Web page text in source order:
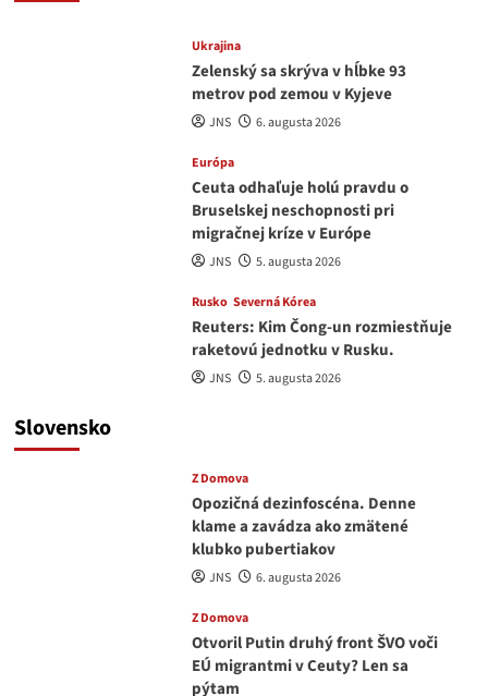
Ukrajina
Zelenský sa skrýva v hĺbke 93
metrov pod zemou v Kyjeve
JNS 6. augusta 2026
Európa
Ceuta odhaľuje holú pravdu o
Bruselskej neschopnosti pri
migračnej kríze v Európe
JNS 5. augusta 2026
Rusko Severná Kórea
Reuters: Kim Čong-un rozmiestňuje
raketovú jednotku v Rusku.
JNS 5. augusta 2026
Slovensko
Z Domova
Opozičná dezinfoscéna. Denne
klame a zavádza ako zmätené
klubko pubertiakov
JNS 6. augusta 2026
Z Domova
Otvoril Putin druhý front ŠVO voči
EÚ migrantmi v Ceuty? Len sa
pýtam